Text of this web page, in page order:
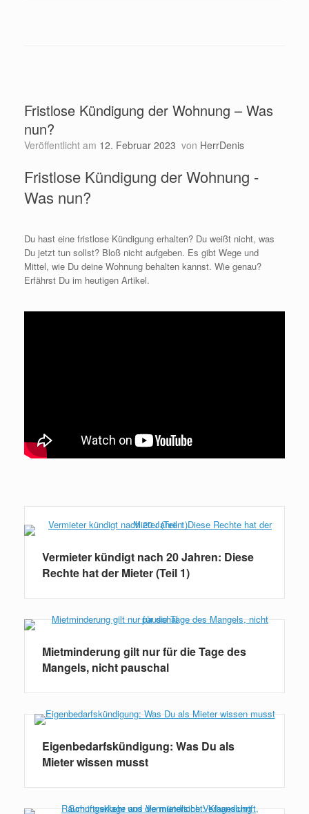
Fristlose Kündigung der Wohnung – Was
nun?
Veröffentlicht am 12. Februar 2023 von HerrDenis
Fristlose Kündigung der Wohnung -
Was nun?
Du hast eine fristlose Kündigung erhalten? Du weißt nicht, was
Du jetzt tun sollst? Bloß nicht aufgeben. Es gibt Wege und
Mittel, wie Du deine Wohnung behalten kannst. Wie genau?
Erfährst Du im heutigen Artikel.
Vermieter kündigt nach 20 Jahren: Diese
Rechte hat der Mieter (Teil 1)
Mietminderung gilt nur für die Tage des
Mangels, nicht pauschal
Eigenbedarfskündigung: Was Du als
Mieter wissen musst